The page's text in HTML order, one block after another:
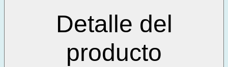
Detalle del
producto